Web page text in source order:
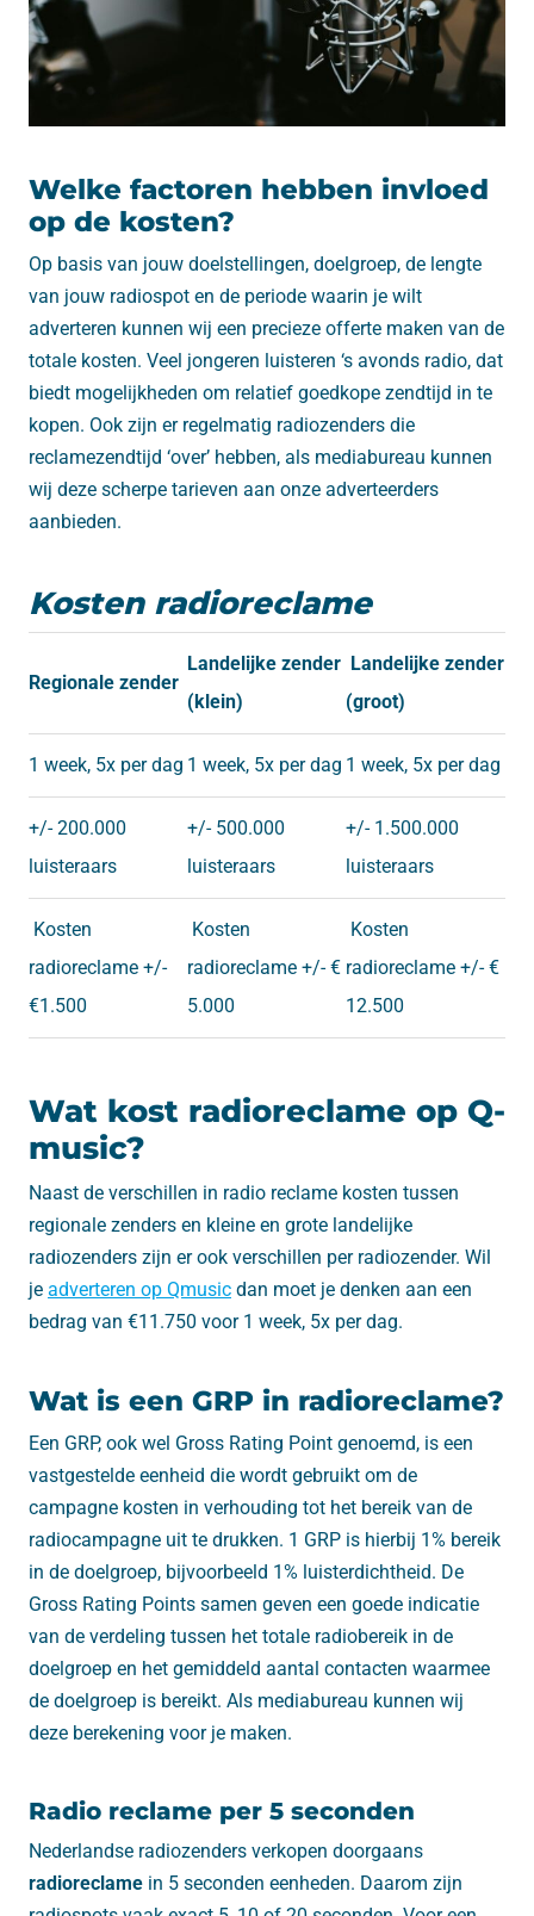
Welke factoren hebben invloed
op de kosten?
Op basis van jouw doelstellingen, doelgroep, de lengte
van jouw radiospot en de periode waarin je wilt
adverteren kunnen wij een precieze offerte maken van de
totale kosten. Veel jongeren luisteren ‘s avonds radio, dat
biedt mogelijkheden om relatief goedkope zendtijd in te
kopen. Ook zijn er regelmatig radiozenders die
reclamezendtijd ‘over’ hebben, als mediabureau kunnen
wij deze scherpe tarieven aan onze adverteerders
aanbieden.
Kosten radioreclame
Regionale zender
Landelijke zender
(klein)
Landelijke zender
(groot)
1 week, 5x per dag 1 week, 5x per dag 1 week, 5x per dag
+/- 200.000
luisteraars
+/- 500.000
luisteraars
+/- 1.500.000
luisteraars
Kosten
radioreclame +/-
€1.500
Kosten
radioreclame +/- €
5.000
Kosten
radioreclame +/- €
12.500
Wat kost radioreclame op Q-
music?
Naast de verschillen in radio reclame kosten tussen
regionale zenders en kleine en grote landelijke
radiozenders zijn er ook verschillen per radiozender. Wil
je adverteren op Qmusic dan moet je denken aan een
bedrag van €11.750 voor 1 week, 5x per dag.
Wat is een GRP in radioreclame?
Een GRP, ook wel Gross Rating Point genoemd, is een
vastgestelde eenheid die wordt gebruikt om de
campagne kosten in verhouding tot het bereik van de
radiocampagne uit te drukken. 1 GRP is hierbij 1% bereik
in de doelgroep, bijvoorbeeld 1% luisterdichtheid. De
Gross Rating Points samen geven een goede indicatie
van de verdeling tussen het totale radiobereik in de
doelgroep en het gemiddeld aantal contacten waarmee
de doelgroep is bereikt. Als mediabureau kunnen wij
deze berekening voor je maken.
Radio reclame per 5 seconden
Nederlandse radiozenders verkopen doorgaans
radioreclame in 5 seconden eenheden. Daarom zijn